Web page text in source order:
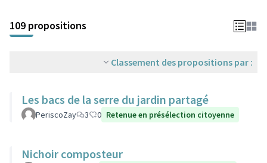
+
−
109 propositions
Classement des propositions par :
Les bacs de la serre du jardin partagé
PeriscoZay 3 0 Retenue en présélection citoyenne
Nichoir composteur